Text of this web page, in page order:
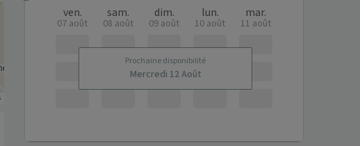
Prochaine disponibilité
Mercredi 12 Août
ven.
07 août
sam.
08 août
dim.
09 août
lun.
10 août
mar.
11 août